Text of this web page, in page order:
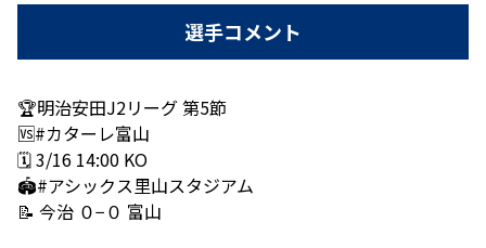
選手コメント
🏆明治安田J2リーグ 第5節
🆚#カターレ富山
🗓 3/16 14:00 KO
🏟#アシックス里山スタジアム
📝 今治 ０−０ 富山